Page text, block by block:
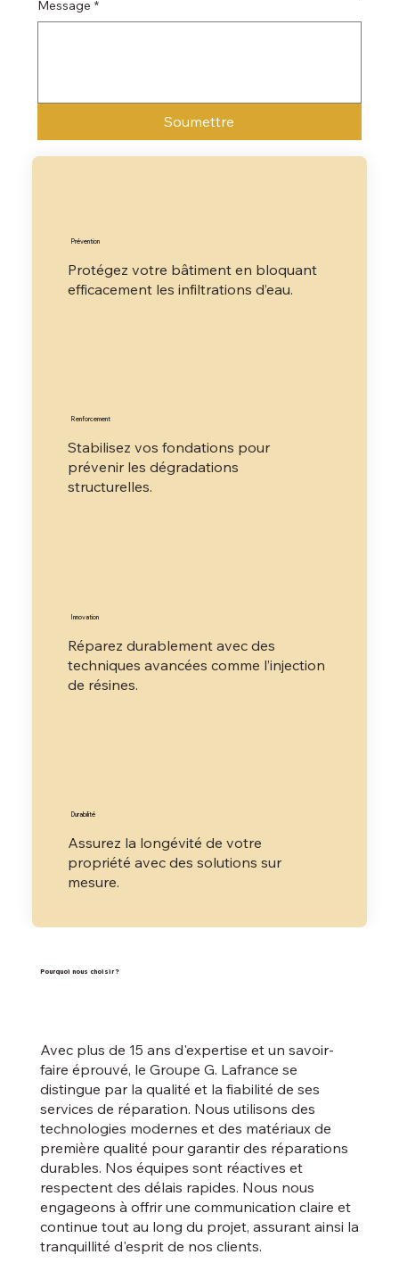
Message *
Soumettre
Prévention
Protégez votre bâtiment en bloquant
efficacement les infiltrations d’eau.
Renforcement
Stabilisez vos fondations pour
prévenir les dégradations
structurelles.
Innovation
Réparez durablement avec des
techniques avancées comme l’injection
de résines.
Durabilité
Assurez la longévité de votre
propriété avec des solutions sur
mesure.
Pourquoi nous choisir ?
Avec plus de 15 ans d'expertise et un savoir-
faire éprouvé, le Groupe G. Lafrance se
distingue par la qualité et la fiabilité de ses
services de réparation. Nous utilisons des
technologies modernes et des matériaux de
première qualité pour garantir des réparations
durables. Nos équipes sont réactives et
respectent des délais rapides. Nous nous
engageons à offrir une communication claire et
continue tout au long du projet, assurant ainsi la
tranquillité d'esprit de nos clients.